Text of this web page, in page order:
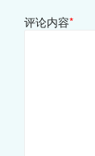
评论内容*